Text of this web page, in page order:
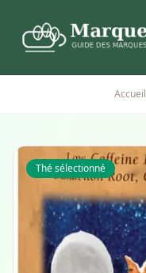
Accueil
Thé sélectionné